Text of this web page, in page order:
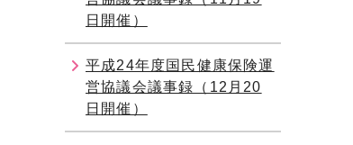
日開催）
平成24年度国民健康保険運
営協議会議事録（12月20
日開催）